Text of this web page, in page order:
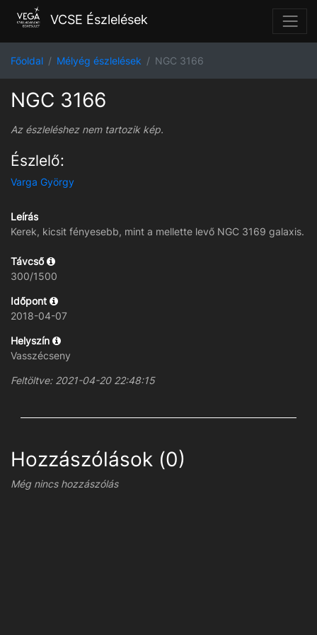
VCSE Észlelések
Főoldal Mélyég észlelések NGC 3166
NGC 3166
Az észleléshez nem tartozik kép.
Észlelő:
Varga György
Leírás
Kerek, kicsit fényesebb, mint a mellette levő NGC 3169 galaxis.
Távcső
300/1500
Időpont
2018-04-07
Helyszín
Vasszécseny
Feltöltve: 2021-04-20 22:48:15
Hozzászólások (0)
Még nincs hozzászólás